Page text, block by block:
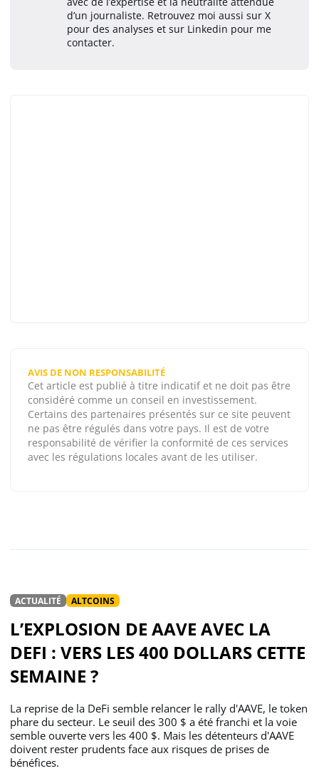
d’un journaliste. Retrouvez moi aussi sur X
pour des analyses et sur Linkedin pour me
contacter.
AVIS DE NON RESPONSABILITÉ
Cet article est publié à titre indicatif et ne doit pas être
considéré comme un conseil en investissement.
Certains des partenaires présentés sur ce site peuvent
ne pas être régulés dans votre pays. Il est de votre
responsabilité de vérifier la conformité de ces services
avec les régulations locales avant de les utiliser.
ACTUALITÉ ALTCOINS
L’EXPLOSION DE AAVE AVEC LA
DEFI : VERS LES 400 DOLLARS CETTE
SEMAINE ?
La reprise de la DeFi semble relancer le rally d'AAVE, le token
phare du secteur. Le seuil des 300 $ a été franchi et la voie
semble ouverte vers les 400 $. Mais les détenteurs d'AAVE
doivent rester prudents face aux risques de prises de
bénéfices.